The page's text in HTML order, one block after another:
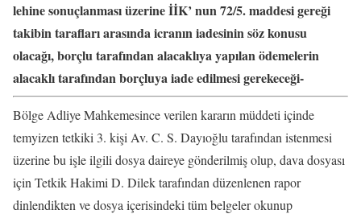
lehine sonuçlanması üzerine İİK’ nun 72/5. maddesi gereği
takibin tarafları arasında icranın iadesinin söz konusu
olacağı, borçlu tarafından alacaklıya yapılan ödemelerin
alacaklı tarafından borçluya iade edilmesi gerekeceği-
Bölge Adliye Mahkemesince verilen kararın müddeti içinde
temyizen tetkiki 3. kişi Av. C. S. Dayıoğlu tarafından istenmesi
üzerine bu işle ilgili dosya daireye gönderilmiş olup, dava dosyası
için Tetkik Hakimi D. Dilek tarafından düzenlenen rapor
dinlendikten ve dosya içerisindeki tüm belgeler okunup